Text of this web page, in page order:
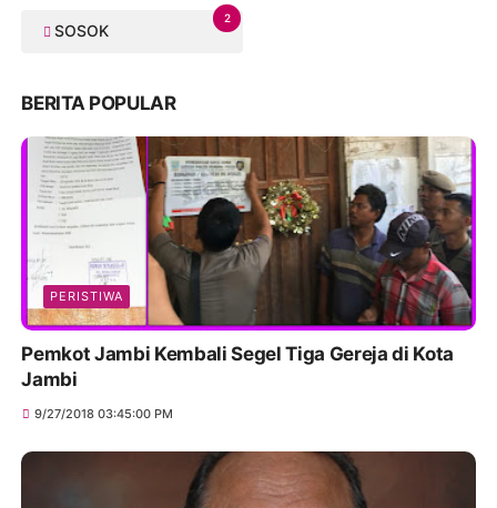
SOSOK
2
BERITA POPULAR
PERISTIWA
Pemkot Jambi Kembali Segel Tiga Gereja di Kota
Jambi
9/27/2018 03:45:00 PM